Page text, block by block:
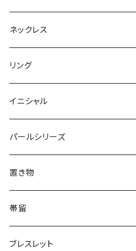
ヘアゴム
ブローチ
ネックレス
リング
Dot
Square
てんとう虫
pattern
Flower
Dot
Square
Bubble
イヤリング
Flower
Round
鳥
Round
Square
てんとう虫
Animal
うさぎ
パンダ
鏡
Pattern
マーメイド
Flower
Animal
猫
犬
Lips
鏡
Pattern
house
bag
ネックレス
Flower
Animal
てんとう虫
Food
Pattern
ガラス
リング
Flower
Round
てんとう虫
animal
lip
イニシャル
パールシリーズ
置き物
帯留
ブレスレット